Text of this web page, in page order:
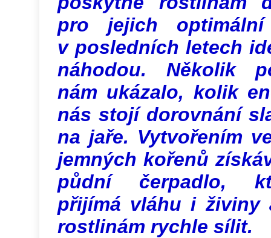
pro jejich
v posledních letech
náhodou. Několik
nám ukázalo, kolik
nás stojí dorovnání
na jaře. Vytvořením
jemných kořenů
půdní čerpadlo,
přijímá vláhu i živiny
rostlinám rychle sílit.